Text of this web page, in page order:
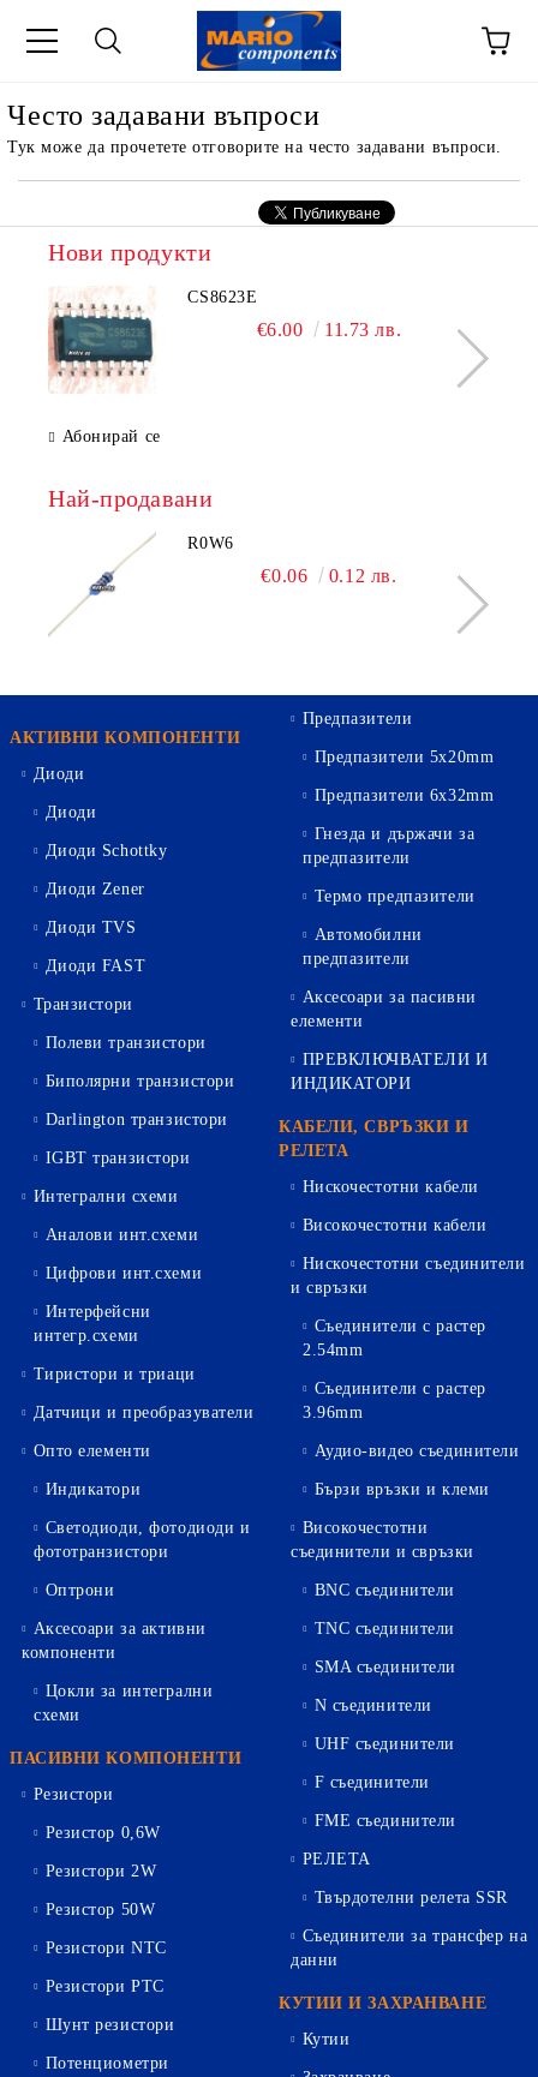
Често задавани въпроси
Тук може да прочетете отговорите на често задавани въпроси.
Нови продукти
CS8623E
€6.00 11.73 лв.
Абонирай се
Най-продавани
R0W6
€0.06 0.12 лв.
АКТИВНИ КОМПОНЕНТИ
Диоди
Диоди
Диоди Schottky
Диоди Zener
Диоди TVS
Диоди FAST
Транзистори
Полеви транзистори
Биполярни транзистори
Darlington транзистори
IGBT транзистори
Интегрални схеми
Аналови инт.схеми
Цифрови инт.схеми
Интерфейсни
интегр.схеми
Тиристори и триаци
Датчици и преобразуватели
Опто елементи
Индикатори
Светодиоди, фотодиоди и
фототранзистори
Оптрони
Аксесоари за активни
компоненти
Цокли за интегрални
схеми
ПАСИВНИ КОМПОНЕНТИ
Резистори
Резистор 0,6W
Резистори 2W
Резистор 50W
Резистори NTC
Резистори PTC
Шунт резистори
Потенциометри
Предпазители
Предпазители 5х20mm
Предпазители 6х32mm
Гнезда и държачи за
предпазители
Термо предпазители
Автомобилни
предпазители
Аксесоари за пасивни
елементи
ПРЕВКЛЮЧВАТЕЛИ И
ИНДИКАТОРИ
КАБЕЛИ, СВРЪЗКИ И
РЕЛЕТА
Нискочестотни кабели
Високочестотни кабели
Нискочестотни съединители
и свръзки
Съединители с растер
2.54mm
Съединители с растер
3.96mm
Аудио-видео съединители
Бързи връзки и клеми
Високочестотни
съединители и свръзки
BNC съединители
TNC съединители
SMA съединители
N съединители
UHF съединители
F съединители
FME съединители
РЕЛЕТА
Твърдотелни релета SSR
Съединители за трансфер на
данни
КУТИИ И ЗАХРАНВАНЕ
Кутии